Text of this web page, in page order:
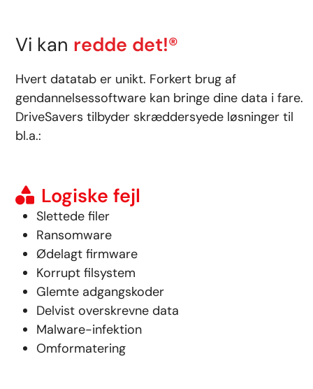
Vi kan redde det!®
Hvert datatab er unikt. Forkert brug af
gendannelsessoftware kan bringe dine data i fare.
DriveSavers tilbyder skræddersyede løsninger til
bl.a.:
Logiske fejl
Slettede filer
Ransomware
Ødelagt firmware
Korrupt filsystem
Glemte adgangskoder
Delvist overskrevne data
Malware-infektion
Omformatering